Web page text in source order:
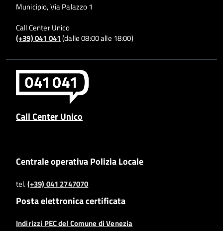
Municipio, Via Palazzo 1
Call Center Unico
(+39) 041 041(dalle 08:00 alle 18:00)
Call Center Unico
Centrale operativa Polizia Locale
tel.(+39) 041 2747070
Posta elettronica certificata
Indirizzi PEC del Comune di Venezia